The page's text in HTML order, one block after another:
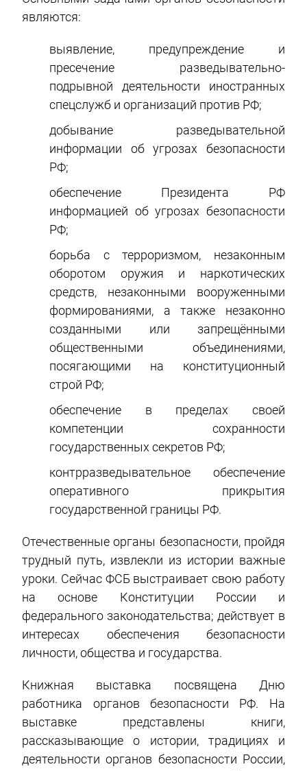
являются:
выявление, предупреждение и
пресечение разведывательно-
подрывной деятельности иностранных
спецслужб и организаций против РФ;
добывание разведывательной
информации об угрозах безопасности
РФ;
обеспечение Президента РФ
информацией об угрозах безопасности
РФ;
борьба с терроризмом, незаконным
оборотом оружия и наркотических
средств, незаконными вооруженными
формированиями, а также незаконно
созданными или запрещёнными
общественными объединениями,
посягающими на конституционный
строй РФ;
обеспечение в пределах своей
компетенции сохранности
государственных секретов РФ;
контрразведывательное обеспечение
оперативного прикрытия
государственной границы РФ.
Отечественные органы безопасности, пройдя
трудный путь, извлекли из истории важные
уроки. Сейчас ФСБ выстраивает свою работу
на основе Конституции России и
федерального законодательства; действует в
интересах обеспечения безопасности
личности, общества и государства.
Книжная выставка посвящена Дню
работника органов безопасности РФ. На
выставке представлены книги,
рассказывающие о истории, традициях и
деятельности органов безопасности России,